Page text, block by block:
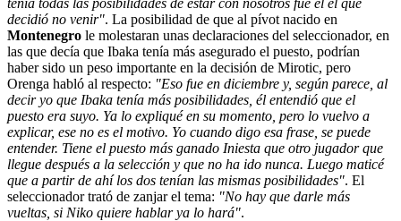
decidió no venir". La posibilidad de que al pívot nacido en
Montenegro le molestaran unas declaraciones del seleccionador, en
las que decía que Ibaka tenía más asegurado el puesto, podrían
haber sido un peso importante en la decisión de Mirotic, pero
Orenga habló al respecto: "Eso fue en diciembre y, según parece, al
decir yo que Ibaka tenía más posibilidades, él entendió que el
puesto era suyo. Ya lo expliqué en su momento, pero lo vuelvo a
explicar, ese no es el motivo. Yo cuando digo esa frase, se puede
entender. Tiene el puesto más ganado Iniesta que otro jugador que
llegue después a la selección y que no ha ido nunca. Luego maticé
que a partir de ahí los dos tenían las mismas posibilidades". El
seleccionador trató de zanjar el tema: "No hay que darle más
vueltas, si Niko quiere hablar ya lo hará".